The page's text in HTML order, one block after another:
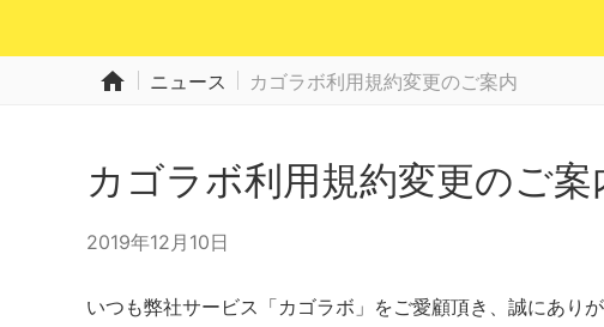
home ニュース カゴラボ利用規約変更のご案内
カゴラボ利用規約変更のご案
2019年12月10日
いつも弊社サービス「カゴラボ」をご愛顧頂き、誠にありが